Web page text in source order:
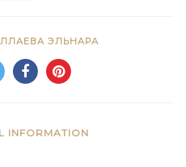
ЭЛЬНАРА
INFORMATION